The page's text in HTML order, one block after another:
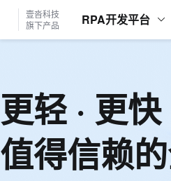
壹沓科技
旗下产品
RPA开发平台
更轻 · 更
值得信赖